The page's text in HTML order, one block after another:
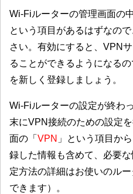
Wi-Fiルーターの管理画面の
という項目があるはずなの
さい。有効にすると、VPN
ることができるようになる
を新しく登録しましょう。
Wi-Fiルーターの設定が終わ
末にVPN接続のための設定
面の「 VPN 」という項目か
録した情報も含めて、必要
定方法の詳細はお使いのル
できます）。